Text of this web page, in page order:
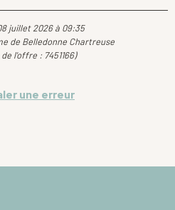
juillet 2026 à 09:35
de Belledonne Chartreuse
l'offre : 7451166)
une erreur